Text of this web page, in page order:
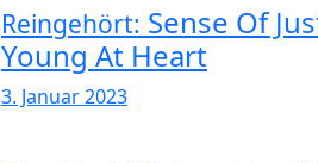
Reingehört: Sense Of
Young At Heart
3. Januar 2023